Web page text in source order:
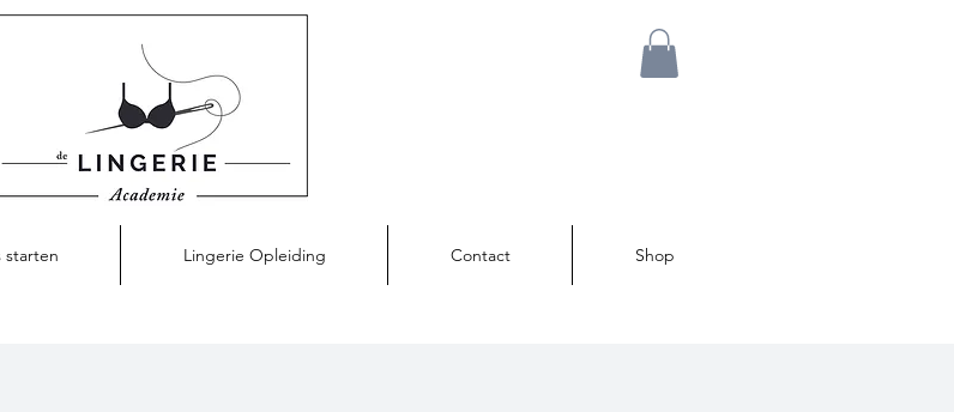
starten Lingerie Opleiding Contact Shop